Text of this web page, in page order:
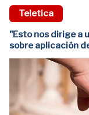
Teletica
"Esto nos dirige a
sobre aplicación